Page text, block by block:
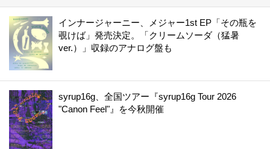
インナージャーニー、メジャー1st EP「その瓶を
覗けば」発売決定。「クリームソーダ（猛暑
ver.）」収録のアナログ盤も
syrup16g、全国ツアー『syrup16g Tour 2026
"Canon Feel"』を今秋開催